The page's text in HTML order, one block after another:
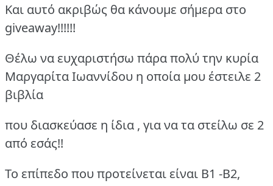
Και αυτό ακριβώς θα κάνουμε σήμερα στο
giveaway!!!!!!
Θέλω να ευχαριστήσω πάρα πολύ την κυρία
Μαργαρίτα Ιωαννίδου η οποία μου έστειλε 2
βιβλία
που διασκεύασε η ίδια , για να τα στείλω σε 2
από εσάς!!
Το επίπεδο που προτείνεται είναι Β1 -Β2,